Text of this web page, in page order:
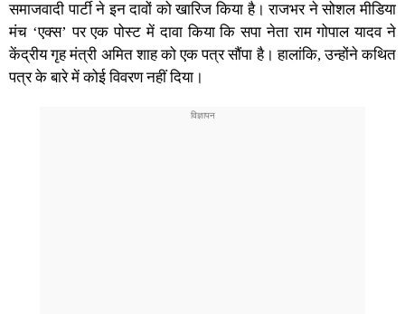
समाजवादी पार्टी ने इन दावों को खारिज किया है। राजभर ने सोशल मीडिया
मंच ‘एक्स’ पर एक पोस्ट में दावा किया कि सपा नेता राम गोपाल यादव ने
केंद्रीय गृह मंत्री अमित शाह को एक पत्र सौंपा है। हालांकि, उन्होंने कथित
पत्र के बारे में कोई विवरण नहीं दिया।